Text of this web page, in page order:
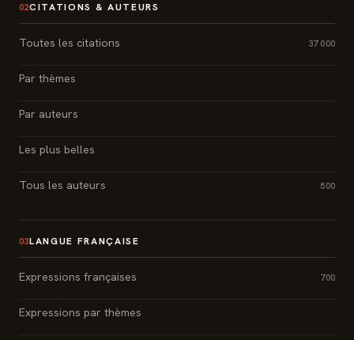
02CITATIONS & AUTEURS
Toutes les citations 37 000
Par thèmes
Par auteurs
Les plus belles
Tous les auteurs 500
03LANGUE FRANÇAISE
Expressions françaises 700
Expressions par thèmes